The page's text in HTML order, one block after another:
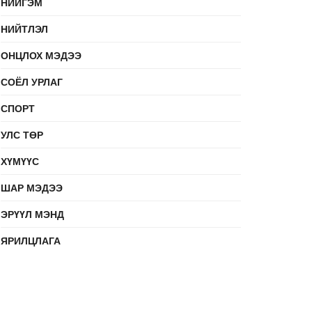
НИЙТЛЭЛ
ОНЦЛОХ МЭДЭЭ
СОЁЛ УРЛАГ
СПОРТ
УЛС ТӨР
ХҮМҮҮС
ШАР МЭДЭЭ
ЭРҮҮЛ МЭНД
ЯРИЛЦЛАГА